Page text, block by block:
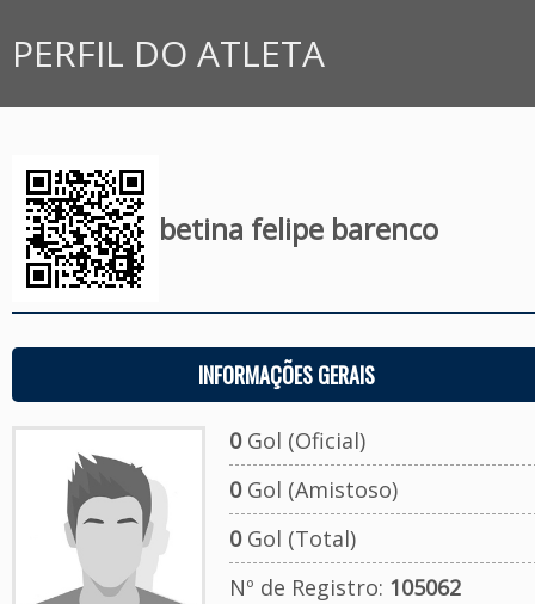
PERFIL DO ATLETA
betina felipe barenco
INFORMAÇÕES GERAIS
0Gol (Oficial)
0Gol (Amistoso)
0Gol (Total)
Nº de Registro: 105062